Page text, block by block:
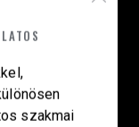
szakmai